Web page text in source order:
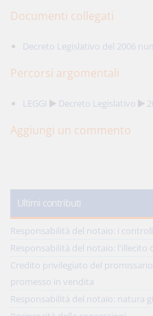
Documenti collegati
Decreto Legislativo del 2006
Percorsi argomentali
LEGGI Decreto Legislativo
Aggiungi un commento
Ultimi contributi
Responsabilità del notaio: i
Responsabilità del notaio: l'illecito
Credito privilegiato del
promesso in vendita
Responsabilità del notaio: natura